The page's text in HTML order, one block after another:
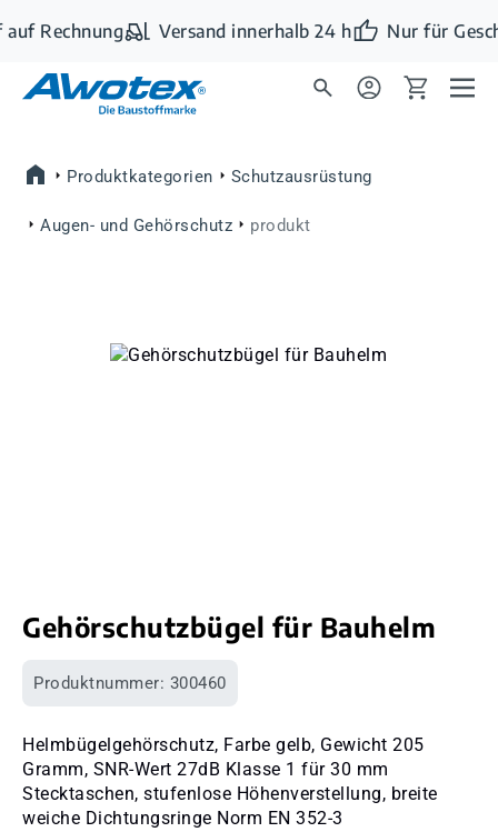
Zum Hauptinhalt springen
Rechnung Versand innerhalb 24 h Nur für
Produktkategorien Schutzausrüstung
Augen- und Gehörschutz produkt
Bildergalerie überspringen
Gehörschutzbügel für Bauhelm
Produktnummer: 300460
Helmbügelgehörschutz, Farbe gelb, Gewicht 205
Gramm, SNR-Wert 27dB Klasse 1 für 30 mm
Stecktaschen, stufenlose Höhenverstellung, breite
weiche Dichtungsringe Norm EN 352-3